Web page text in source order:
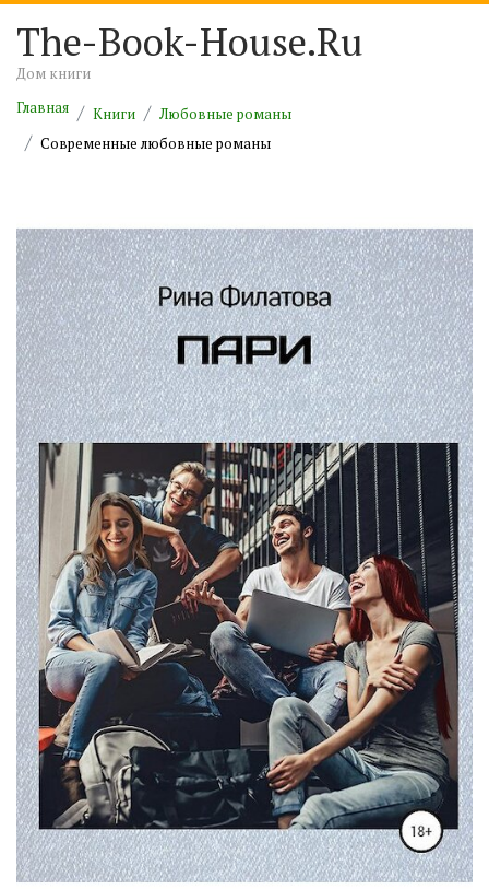
The-Book-House.Ru
Дом книги
Главная
Книги
Любовные романы
Современные любовные романы